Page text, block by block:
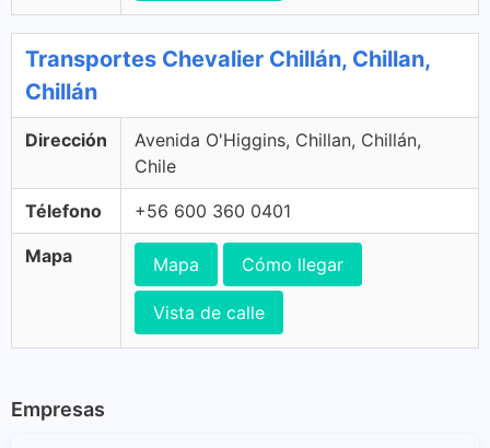
Transportes Chevalier Chillán, Chillan,
Chillán
Dirección
Avenida O'Higgins, Chillan, Chillán,
Chile
Télefono +56 600 360 0401
Mapa Mapa Cómo llegar
Vista de calle
Empresas